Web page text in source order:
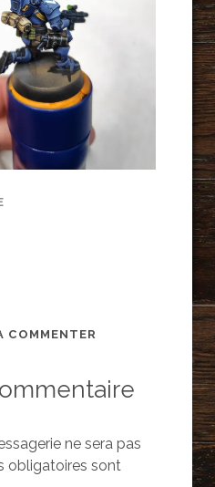
COMMENTER
ne sera pas
obligatoires sont